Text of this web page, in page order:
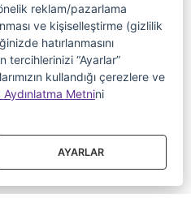
reklam/pazarlama
ve kişiselleştirme (gizlilik
hatırlanmasını
tercihlerinizi “Ayarlar”
kullandığı çerezlere ve
Aydınlatma Metnini
AYARLAR